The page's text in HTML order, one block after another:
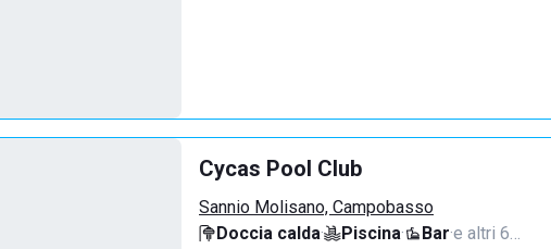
Cycas Pool Club
Sannio Molisano, Campobasso
Doccia calda· Piscina· Bar·e altri 6…